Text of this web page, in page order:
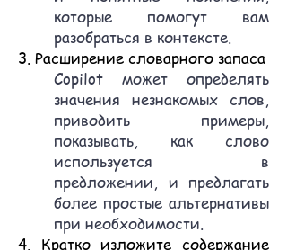
которые помогут вам
разобраться в контексте.
3. Расширение словарного запаса
Copilot может определять
значения незнакомых слов,
приводить примеры,
показывать, как слово
используется в
предложении, и предлагать
более простые альтернативы
при необходимости.
4. Кратко изложите содержание